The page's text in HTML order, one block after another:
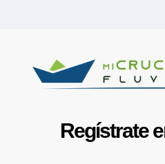
content
Regístrate